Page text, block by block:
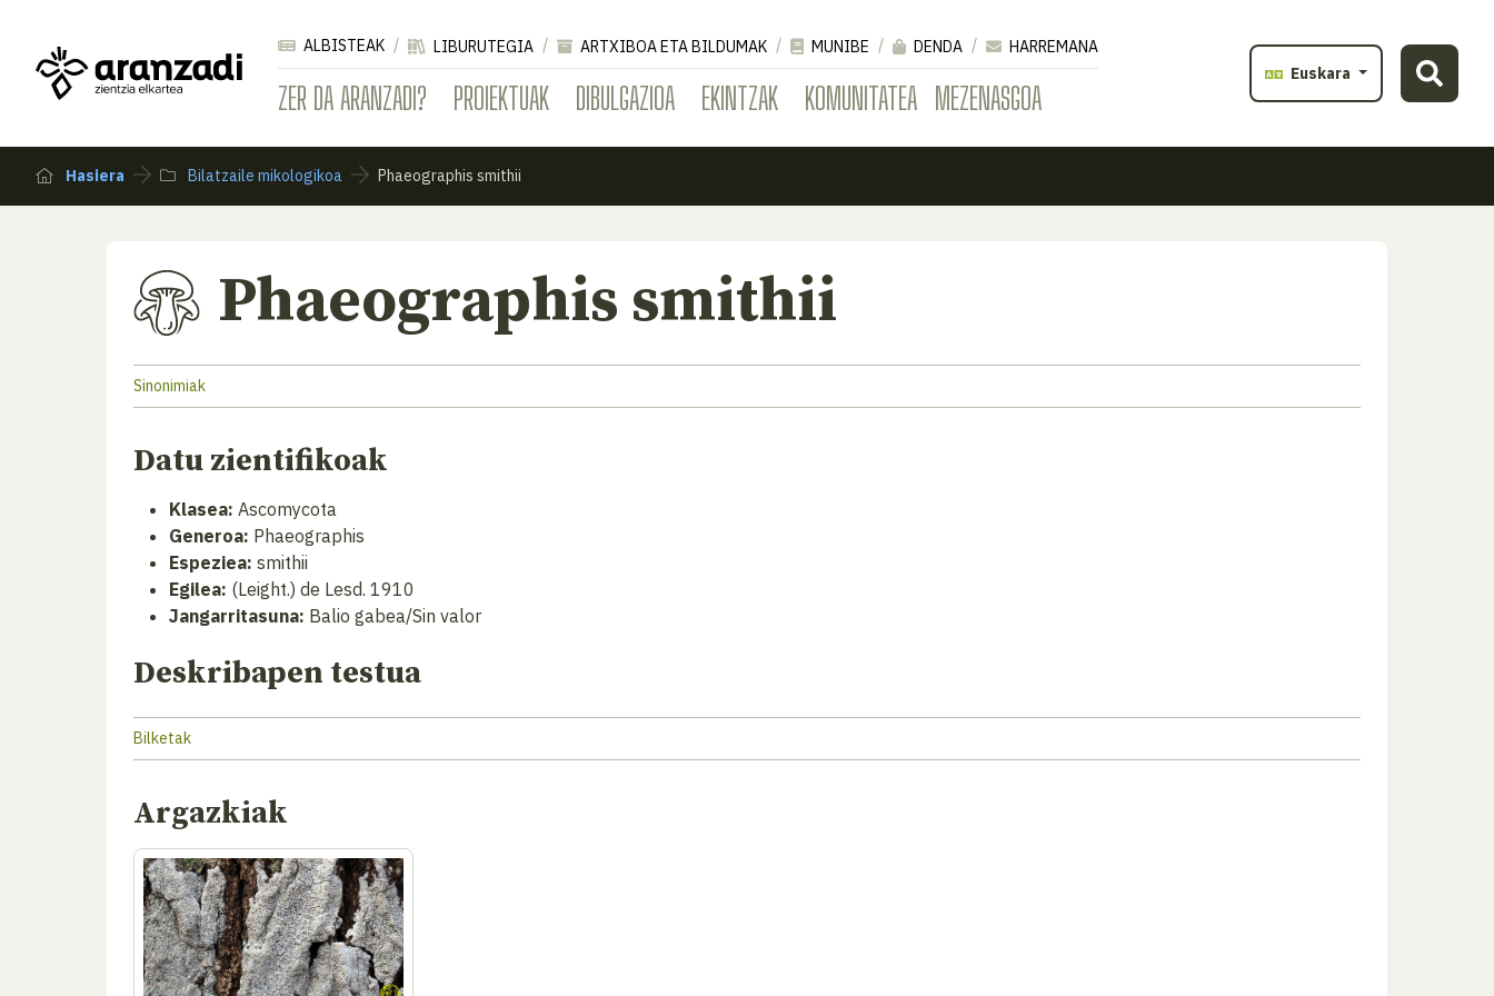
ZER DA ARANZADI? PROIEKTUAK DIBULGAZIOA EKINTZAK KOMUNITATEA MEZENASGOA
ALBISTEAK LIBURUTEGIA ARTXIBOA ETA BILDUMAK MUNIBE DENDA
HARREMANA
Euskara
Hasiera Bilatzaile mikologikoa Phaeographis smithii
Phaeographis smithii
Sinonimiak
Datu zientifikoak
Klasea: Ascomycota
Generoa: Phaeographis
Espeziea: smithii
Egilea: (Leight.) de Lesd. 1910
Jangarritasuna: Balio gabea/Sin valor
Deskribapen testua
Bilketak
Argazkiak